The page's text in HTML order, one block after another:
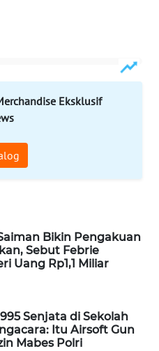
Eksklusif
Bikin Pengakuan
Sebut Febrie
Uang Rp1,1 Miliar
Senjata di Sekolah
Itu Airsoft Gun
Mabes Polri